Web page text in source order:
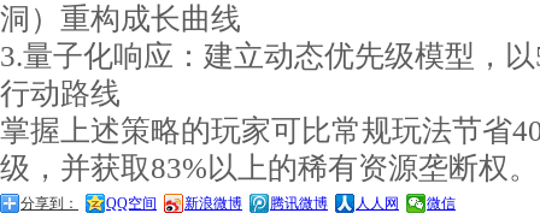
洞）重构成长曲线
3.量子化响应：建立动态优先级模型，
行动路线
掌握上述策略的玩家可比常规玩法节省
级，并获取83%以上的稀有资源垄断权。
分享到： QQ空间 新浪微博 腾讯微博 人人网 微信